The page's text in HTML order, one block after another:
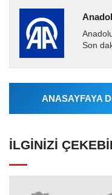
Son
Ajansı
ANASAYFAYA
İLGINIZI